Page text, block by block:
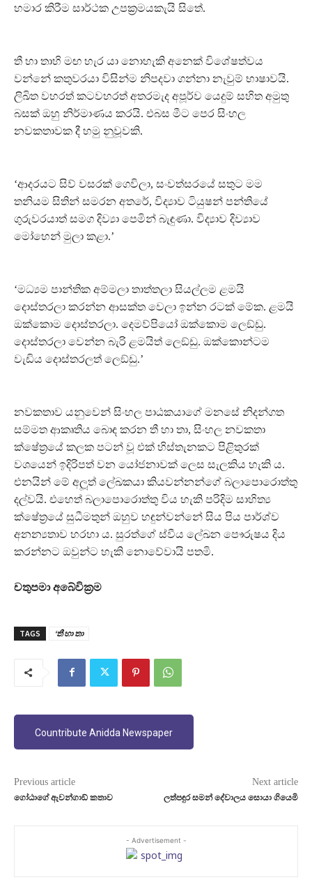
හමාර කිරීම සාර්ථක උපක‍්‍රමයකැයි සිතේ.
තී හා තාහි මඟ හැර යා නොහැකි අනෙක් විශේෂත්වය
වන්නේ කතුවරයා විසින්ම නිපදවා ගන්නා නැවුම් භාෂාවයි.
ලිඛිත වහරත් කටවහරත් අතරමැද අපූර්ව යෙදුම් සහිත අමුතු
බසක් ඔහු නිර්මාණය කරයි. එබස මීට පෙර සිංහල
නවකතාවක දී හමු නුවූවකි.
‘ආදරයට සිව් වසරක් ගෙවිලා, සංවත්සරයේ සතුට මම
තනියම සිතින් සමරන අතරේ, විද්‍යාව ටියුෂන් පන්තියේ
ගුරුවරයාත් සමග දිව්‍යා පෙමින් බැඳුණා. විද්‍යාව දිව්‍යාව
මෝහෙන් මුලා කළා.’
‘මධ්‍යම පාන්තික අම්මලා තාත්තලා සියල්ලම ළමයි
දොස්තරලා කරන්න ආසක්ත වෙලා ඉන්න රටක් මේක. ළමයි
ඔක්කොම දොස්තරලා. දෙමව්පියෝ ඔක්කොම ලෙඞ්ඩු.
දොස්තරලා වෙන්න බැරි ළමයිත් ලෙඞ්ඩු. ඔක්කොන්ටම
වැඩිය දොස්තරලත් ලෙඞ්ඩු.’
නවකතාව යනුවෙන් සිංහල පාඨකයාගේ මනසේ නිදන්ගත
සම්මත ආකෘතිය බොඳ කරන තී හා තා, සිංහල නවකතා
ක්ෂේත‍්‍රයේ කලක පටන් වූ එක් හිස්තැනකට පිළිතුරක්
වශයෙන් ඉදිරිපත් වන යෝජනාවක් ලෙස සැලකිය හැකි ය.
එනයින් මේ අලූත් ලේඛකයා කියවන්නන්ගේ බලාපොරොත්තු
දල්වයි. එහෙත් බලාපොරොත්තු විය හැකි පරිදිම සාහිත්‍ය
ක්ෂේත‍්‍රයේ සුධීමතුන් ඔහුව හඳුන්වන්නේ සිය පිය පාර්ශ්ව
අනන්‍යතාව හරහා ය. සුරත්ගේ ස්වීය ලේඛන පෞරුෂය දිය
කරන්නට ඔවුන්ට හැකි නොවේවායි පතමි.
චතුපමා අබේවික‍්‍රම
TAGS ‘තී හා තා
Countribute Anidda Newspaper
Previous article
ගෝඨාගේ ඇවන්ගාඞ් කතාව
Next article
ලත්පඳුර සමන් දේවාලය සොයා ගියෙමි
- Advertisement -